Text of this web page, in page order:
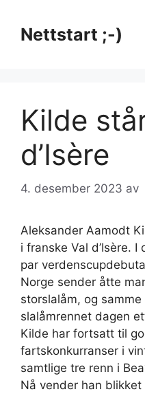
innholdNettstart ;-)
Kilde
d’Isère
4. desember 2023 av
Aleksander Aamodt
i franske Val d’Isère.
par
Norge sender åtte
storslalåm, og
slalåmrennet dagen
Kilde har fortsatt til
fartskonkurranser i
samtlige tre renn i
Nå vender han